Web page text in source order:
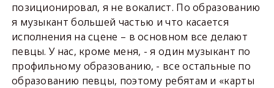
позиционировал, я не вокалист. По образованию
я музыкант большей частью и что касается
исполнения на сцене – в основном все делают
певцы. У нас, кроме меня, - я один музыкант по
профильному образованию, - все остальные по
образованию певцы, поэтому ребятам и «карты